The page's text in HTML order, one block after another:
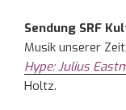
Sendung SRF
Musik unserer
Hype: Julius
Holtz.